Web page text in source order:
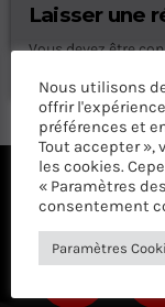
Laisser une
Vous devez être
ÉCOUTEZ
Nous utilisons
offrir
préférences et
Tout accepter »,
les cookies.
« Paramètres
consentement
Paramètres